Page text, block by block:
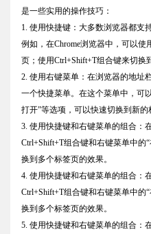
是一些实用的操作技巧：
1. 使用快捷键：大多数浏览器都支
例如，在Chrome浏览器中，可以使
页；使用Ctrl+Shift+T组合键来切换
2. 使用右键菜单：在浏览器的地址
一个快捷菜单。在这个菜单中，可
打开”等选项，可以快速切换到新的
3. 使用快捷键和右键菜单的组合：
Ctrl+Shift+T组合键和右键菜单中的
换到多个标签页的效果。
4. 使用快捷键和右键菜单的组合：
Ctrl+Shift+T组合键和右键菜单中的
换到多个标签页的效果。
5. 使用快捷键和右键菜单的组合：